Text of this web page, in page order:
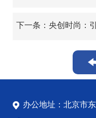
下一条：央创时尚：
办公地址：北京市